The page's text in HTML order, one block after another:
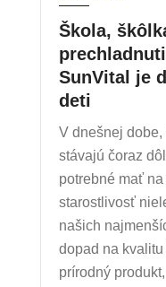
Škola,
SunVital je
deti
V dnešnej
stávajú čoraz
potrebné mať
starostlivosť
našich
dopad na
prírodný